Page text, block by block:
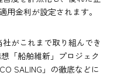
用金利が設定されます。
がこれまで取り組んでき
「船舶維新」プロジェク
SALING」の徹底などに